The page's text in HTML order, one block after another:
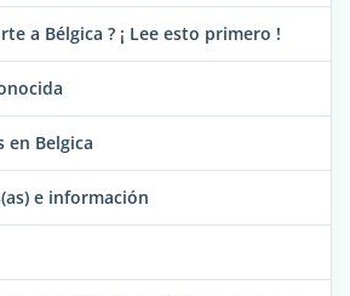
a Bélgica ? ¡ Lee esto primero !
en Belgica
e información